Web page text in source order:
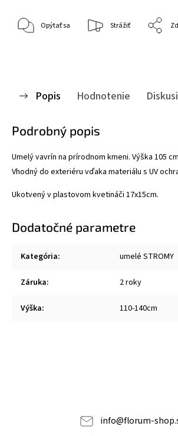
Opýtať sa Strážiť
Popis Hodnotenie
Podrobný popis
Umelý vavrín na prírodnom kmeni. Výška 105
Vhodný do exteriéru vďaka materiálu s UV
Ukotvený v plastovom kvetináči 17x15cm.
Dodatočné parametre
Kategória: umelé STROMY
Záruka: 2 roky
Výška: 110-140cm
info@florum-